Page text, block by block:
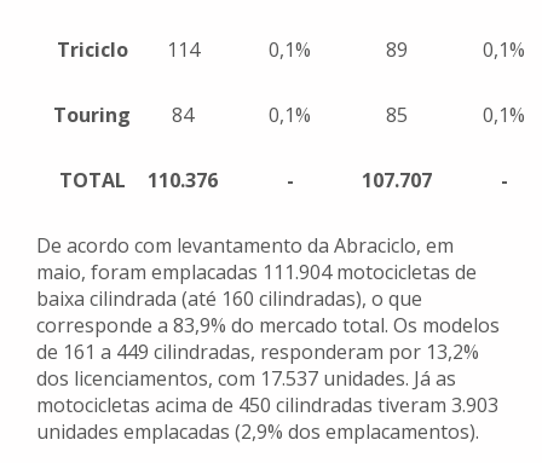
Triciclo 114 0,1% 89 0,1%
Touring 84 0,1% 85 0,1%
TOTAL 110.376 - 107.707 -
De acordo com levantamento da Abraciclo, em
maio, foram emplacadas 111.904 motocicletas de
baixa cilindrada (até 160 cilindradas), o que
corresponde a 83,9% do mercado total. Os modelos
de 161 a 449 cilindradas, responderam por 13,2%
dos licenciamentos, com 17.537 unidades. Já as
motocicletas acima de 450 cilindradas tiveram 3.903
unidades emplacadas (2,9% dos emplacamentos).